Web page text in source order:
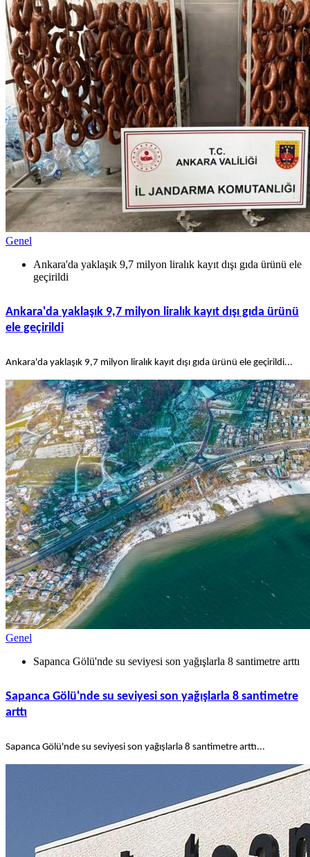
Genel
Ankara'da yaklaşık 9,7 milyon liralık kayıt dışı gıda ürünü ele
geçirildi
Ankara'da yaklaşık 9,7 milyon liralık kayıt dışı gıda ürünü
ele geçirildi
Ankara'da yaklaşık 9,7 milyon liralık kayıt dışı gıda ürünü ele geçirildi...
Genel
Sapanca Gölü'nde su seviyesi son yağışlarla 8 santimetre arttı
Sapanca Gölü'nde su seviyesi son yağışlarla 8 santimetre
arttı
Sapanca Gölü'nde su seviyesi son yağışlarla 8 santimetre arttı...